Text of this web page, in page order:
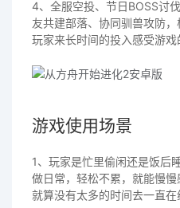
4、全服空投、节日BOSS讨
友共建部落、协同驯兽攻防
玩家来长时间的投入感受游戏
游戏使用场景
1、玩家是忙里偷闲还是饭后
做日常，轻松不累，就能慢慢
就算没有太多的时间去一直在